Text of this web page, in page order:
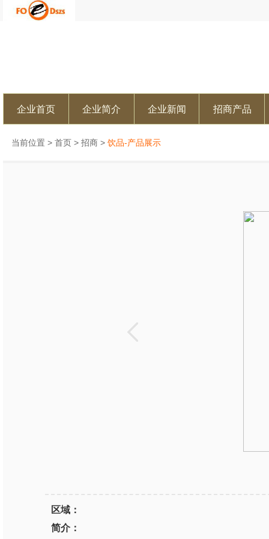
企业首页 企业简介 企业新闻 招商产品
当前位置 > 首页 > 招商 > 饮品-产品展示
区域：
简介：